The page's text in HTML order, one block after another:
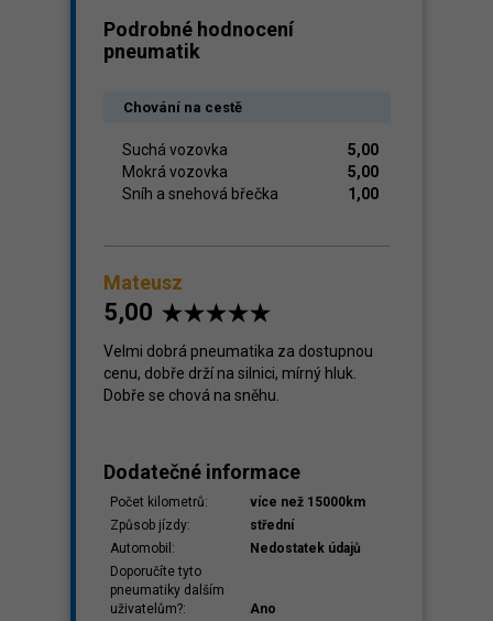
Podrobné hodnocení
pneumatik
Chování na cestě
Suchá vozovka
5,00
Mokrá vozovka
5,00
Sníh a snehová břečka
1,00
Mateusz
5,00
Velmi dobrá pneumatika za dostupnou
cenu, dobře drží na silnici, mírný hluk.
Dobře se chová na sněhu.
Dodatečné informace
Počet kilometrů:
více než 15000km
Způsob jízdy:
střední
Automobil:
Nedostatek údajů
Doporučíte tyto
pneumatiky dalším
uživatelům?:
Ano